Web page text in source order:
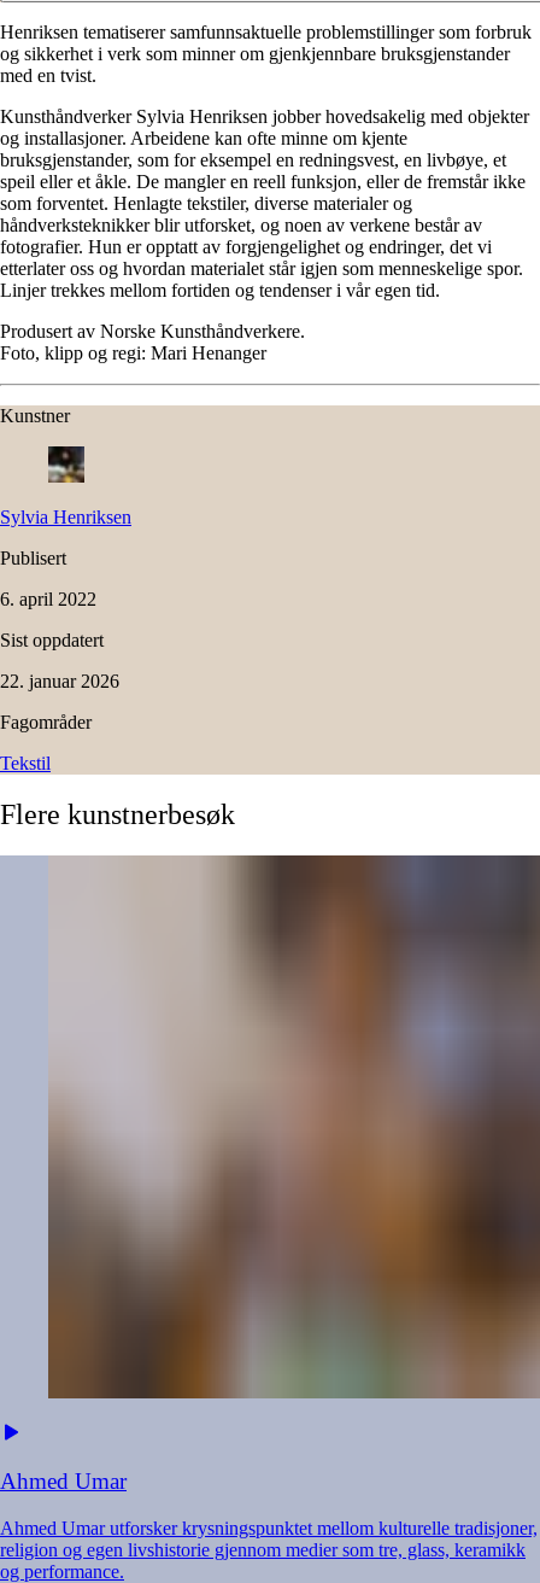
Henriksen tematiserer samfunnsaktuelle problemstillinger som forbruk
og sikkerhet i verk som minner om gjenkjennbare bruksgjenstander
med en tvist.
Kunsthåndverker Sylvia Henriksen jobber hovedsakelig med objekter
og installasjoner. Arbeidene kan ofte minne om kjente
bruksgjenstander, som for eksempel en redningsvest, en livbøye, et
speil eller et åkle. De mangler en reell funksjon, eller de fremstår ikke
som forventet. Henlagte tekstiler, diverse materialer og
håndverksteknikker blir utforsket, og noen av verkene består av
fotografier. Hun er opptatt av forgjengelighet og endringer, det vi
etterlater oss og hvordan materialet står igjen som menneskelige spor.
Linjer trekkes mellom fortiden og tendenser i vår egen tid.
Produsert av Norske Kunsthåndverkere.
Foto, klipp og regi: Mari Henanger
Kunstner
Sylvia Henriksen
Publisert
6. april 2022
Sist oppdatert
22. januar 2026
Fagområder
Tekstil
Flere kunstnerbesøk
Ahmed Umar
Ahmed Umar utforsker krysningspunktet mellom kulturelle tradisjoner,
religion og egen livshistorie gjennom medier som tre, glass, keramikk
og performance.